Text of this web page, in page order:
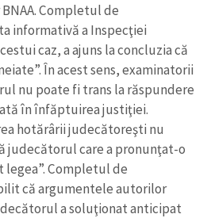
Completul de
informativă a Inspecţiei
caz, a ajuns la concluzia că
În acest sens, examinatorii
nu poate fi trans la răspundere
în înfăptuirea justiţiei.
hotărârii judecătoreşti nu
judecătorul care a pronunţat-o
Completul de
că argumentele autorilor
a soluţionat anticipat